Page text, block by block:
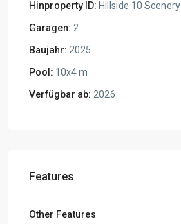
Hinproperty ID: Hillside 10 Scenery
Garagen: 2
Baujahr: 2025
Pool: 10x4 m
Verfügbar ab: 2026
Features
Other Features